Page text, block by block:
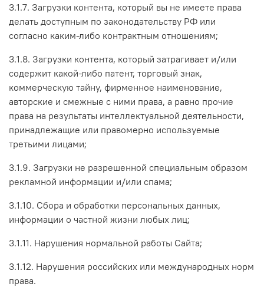
3.1.7. Загрузки контента, который вы не имеете права
делать доступным по законодательству РФ или
согласно каким-либо контрактным отношениям;
3.1.8. Загрузки контента, который затрагивает и/или
содержит какой-либо патент, торговый знак,
коммерческую тайну, фирменное наименование,
авторские и смежные с ними права, а равно прочие
права на результаты интеллектуальной деятельности,
принадлежащие или правомерно используемые
третьими лицами;
3.1.9. Загрузки не разрешенной специальным образом
рекламной информации и/или спама;
3.1.10. Сбора и обработки персональных данных,
информации о частной жизни любых лиц;
3.1.11. Нарушения нормальной работы Сайта;
3.1.12. Нарушения российских или международных норм
права.